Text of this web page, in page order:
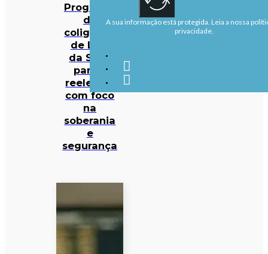
Programa
da
coligação
de Lula
da Silva
para a
reeleição
com foco
na
soberania
e
segurança
A sua informação está protegida. Leia a nossa
privacidade.